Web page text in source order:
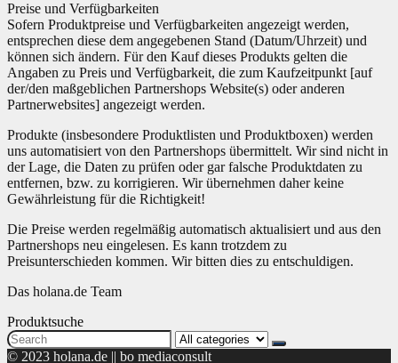
Preise und Verfügbarkeiten
Sofern Produktpreise und Verfügbarkeiten angezeigt werden,
entsprechen diese dem angegebenen Stand (Datum/Uhrzeit) und
können sich ändern. Für den Kauf dieses Produkts gelten die
Angaben zu Preis und Verfügbarkeit, die zum Kaufzeitpunkt [auf
der/den maßgeblichen Partnershops Website(s) oder anderen
Partnerwebsites] angezeigt werden.
Produkte (insbesondere Produktlisten und Produktboxen) werden
uns automatisiert von den Partnershops übermittelt. Wir sind nicht in
der Lage, die Daten zu prüfen oder gar falsche Produktdaten zu
entfernen, bzw. zu korrigieren. Wir übernehmen daher keine
Gewährleistung für die Richtigkeit!
Die Preise werden regelmäßig automatisch aktualisiert und aus den
Partnershops neu eingelesen. Es kann trotzdem zu
Preisunterschieden kommen. Wir bitten dies zu entschuldigen.
Das holana.de Team
Produktsuche
Search
for:
© 2023 holana.de || bo mediaconsult